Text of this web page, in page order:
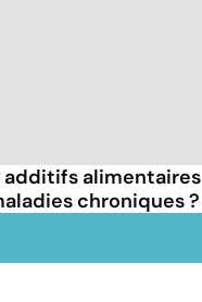
additifs alimentaires
chroniques ?